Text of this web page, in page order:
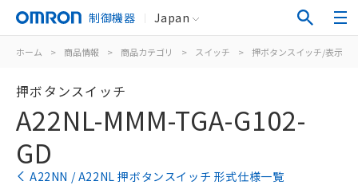
制御機器 Japan
ホーム > 商品情報 > 商品カテゴリ > スイッチ > 押ボタンスイッチ/表示灯
押ボタンスイッチ
A22NL-MMM-TGA-G102-
GD
A22NN / A22NL 押ボタンスイッチ 形式仕様一覧